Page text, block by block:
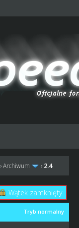
›Archiwum › 2.4
Wątek zamknięty
Tryb normalny